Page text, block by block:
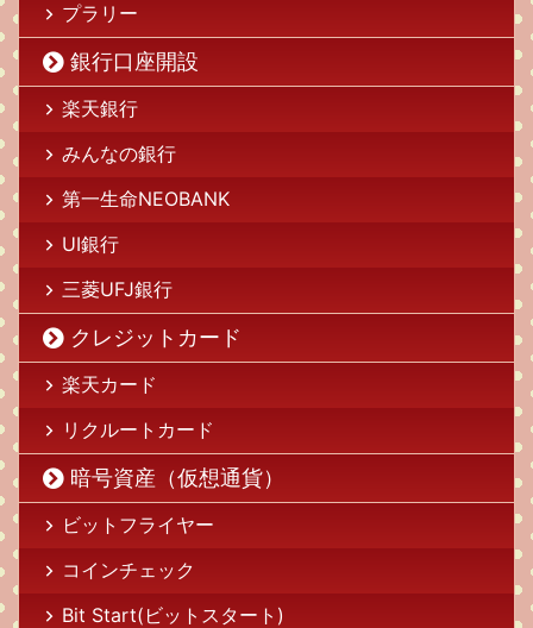
プラリー
銀行口座開設
楽天銀行
みんなの銀行
第一生命NEOBANK
UI銀行
三菱UFJ銀行
クレジットカード
楽天カード
リクルートカード
暗号資産（仮想通貨）
ビットフライヤー
コインチェック
Bit Start(ビットスタート)